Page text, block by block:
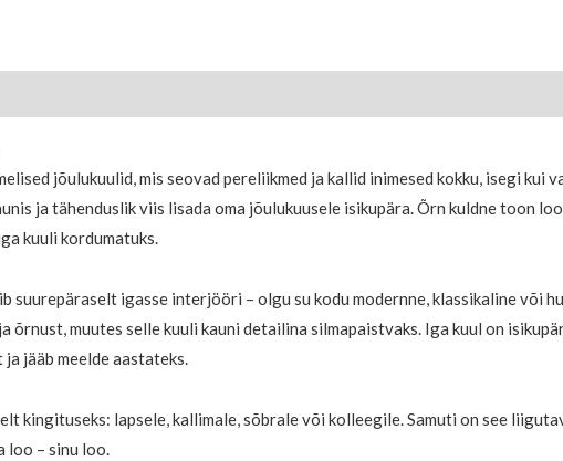
jõulukuulid, mis seovad pereliikmed ja kallid inimesed kokku, isegi kui
ja tähenduslik viis lisada oma jõulukuusele isikupära. Õrn kuldne toon
kuuli kordumatuks.
suurepäraselt igasse interjööri – olgu su kodu modernne, klassikaline või
õrnust, muutes selle kuuli kauni detailina silmapaistvaks. Iga kuul on
jääb meelde aastateks.
kingituseks: lapsele, kallimale, sõbrale või kolleegile. Samuti on see
loo – sinu loo.